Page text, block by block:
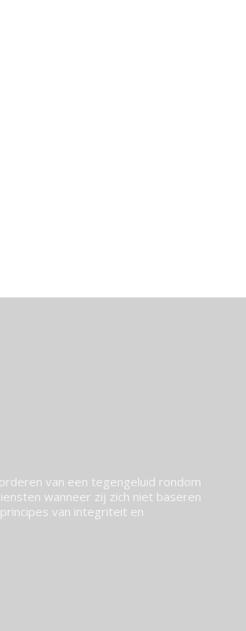
van een tegengeluid rondom
wanneer zij zich niet baseren
van integriteit en